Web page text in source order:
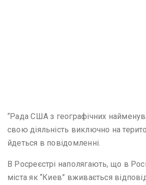
“Рада США з географічних
свою діяльність виключно на
йдеться в повідомленні.
В Росреєстрі наполягають, що в
міста як “Киев” вживається